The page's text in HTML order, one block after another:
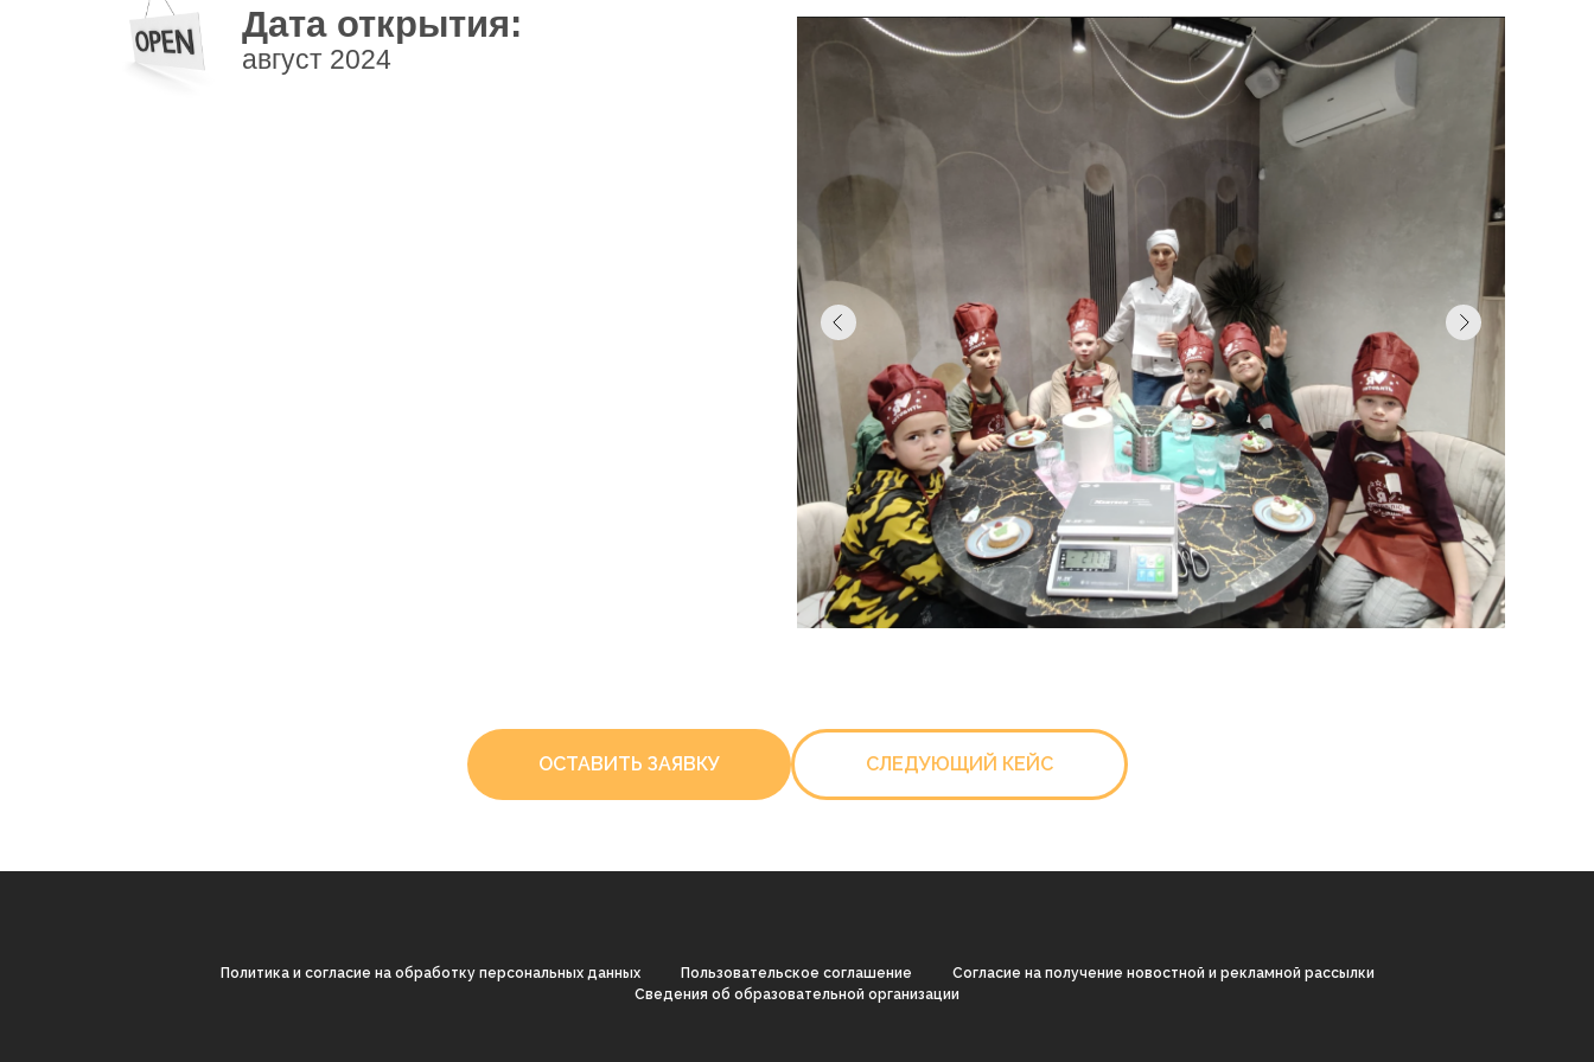
Дата открытия:
август 2024
ОСТАВИТЬ ЗАЯВКУ СЛЕДУЮЩИЙ КЕЙС
Политика и согласие на обработку персональных данных Пользовательское соглашение
Согласие на получение новостной и рекламной рассылки
Cведения об образовательной организации